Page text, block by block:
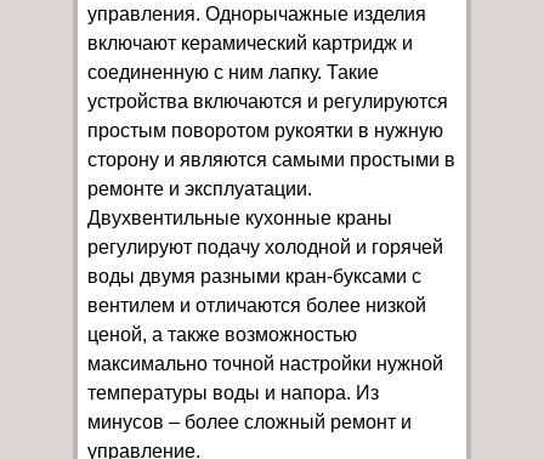
управления. Однорычажные изделия
включают керамический картридж и
соединенную с ним лапку. Такие
устройства включаются и регулируются
простым поворотом рукоятки в нужную
сторону и являются самыми простыми в
ремонте и эксплуатации.
Двухвентильные кухонные краны
регулируют подачу холодной и горячей
воды двумя разными кран-буксами с
вентилем и отличаются более низкой
ценой, а также возможностью
максимально точной настройки нужной
температуры воды и напора. Из
минусов – более сложный ремонт и
управление.